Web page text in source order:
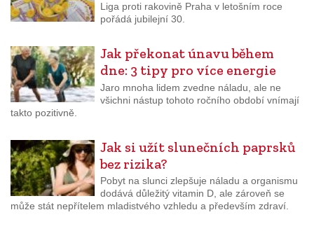
Liga proti rakovině Praha v letošním roce
pořádá jubilejní 30.
Jak překonat únavu během
dne: 3 tipy pro více energie
Jaro mnoha lidem zvedne náladu, ale ne
všichni nástup tohoto ročního období vnímají
takto pozitivně.
Jak si užít slunečních paprsků
bez rizika?
Pobyt na slunci zlepšuje náladu a organismu
dodává důležitý vitamin D, ale zároveň se
může stát nepřítelem mladistvého vzhledu a především zdraví.